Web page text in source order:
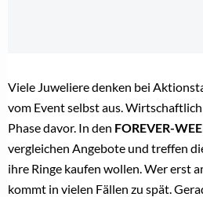
Viele Juweliere denken bei
vom Event selbst aus.
Phase davor. In den FOREVER-
vergleichen Angebote und treffen
ihre Ringe kaufen wollen. Wer erst
kommt in vielen Fällen zu spät.